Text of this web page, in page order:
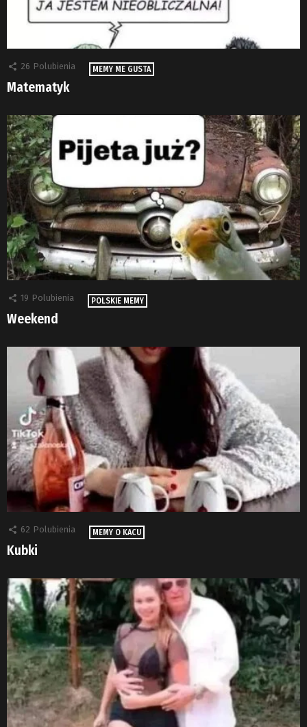
26 Polubienia MEMY ME GUSTA
Matematyk
19 Polubienia POLSKIE MEMY
Weekend
62 Polubienia MEMY O KACU
Kubki